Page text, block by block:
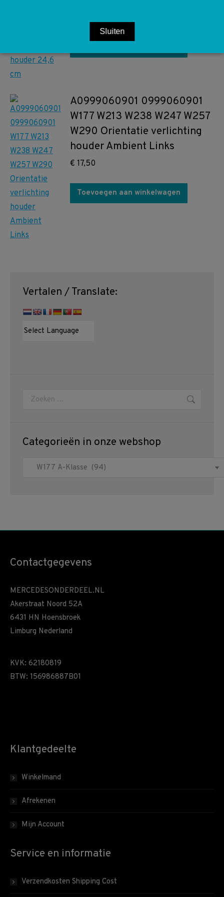
A0999060901 0999060901
W177 W213 W238 W247 W257
W290 Orientatie verlichting
houder Ambient Links
€ 17,50
Toevoegen aan winkelwagen
Vertalen / Translate:
Zoeken:
Categorieën in onze webshop
Contactgegevens
MERCEDESONDERDEEL.NL
Akerstraat Noord 52A
6431 HN Hoensbroek
Limburg Nederland
KVK: 62180819
BTW: 156986887B01
Klantgedeelte
Winkelmand
Afrekenen
Mijn Account
Service en informatie
Verzendkosten Shipping Cost
Sluiten